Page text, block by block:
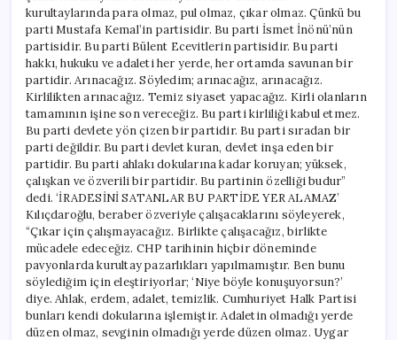
kurultaylarında para olmaz, pul olmaz, çıkar olmaz. Çünkü bu
parti Mustafa Kemal’in partisidir. Bu parti İsmet İnönü’nün
partisidir. Bu parti Bülent Ecevitlerin partisidir. Bu parti
hakkı, hukuku ve adaleti her yerde, her ortamda savunan bir
partidir. Arınacağız. Söyledim; arınacağız, arınacağız.
Kirlilikten arınacağız. Temiz siyaset yapacağız. Kirli olanların
tamamının işine son vereceğiz. Bu parti kirliliği kabul etmez.
Bu parti devlete yön çizen bir partidir. Bu parti sıradan bir
parti değildir. Bu parti devlet kuran, devlet inşa eden bir
partidir. Bu parti ahlakı dokularına kadar koruyan; yüksek,
çalışkan ve özverili bir partidir. Bu partinin özelliği budur”
dedi. ‘İRADESİNİ SATANLAR BU PARTİDE YER ALAMAZ’
Kılıçdaroğlu, beraber özveriyle çalışacaklarını söyleyerek,
“Çıkar için çalışmayacağız. Birlikte çalışacağız, birlikte
mücadele edeceğiz. CHP tarihinin hiçbir döneminde
pavyonlarda kurultay pazarlıkları yapılmamıştır. Ben bunu
söylediğim için eleştiriyorlar; ‘Niye böyle konuşuyorsun?’
diye. Ahlak, erdem, adalet, temizlik. Cumhuriyet Halk Partisi
bunları kendi dokularına işlemiştir. Adaletin olmadığı yerde
düzen olmaz, sevginin olmadığı yerde düzen olmaz. Uygar